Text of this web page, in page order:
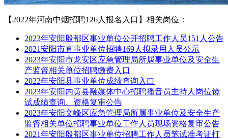
【2022年河南中烟招聘126人报名入口】相关岗位：
2023年安阳殷都区事业单位公开招聘工作人员151人公告
2021安阳市直事业单位招聘169人拟录用人员公示
2023年安阳市龙安区应急管理局所属事业单位及安全生
产监督相关单位招聘缴费入口
2022年安阳县事业单位成绩查询入口
2023年安阳内黄县融媒体中心招聘播音员主持人岗位镜
试成绩查询、资格复审公告
2023年安阳文峰区应急管理局所属事业单位及安全生产
监督相关单位招聘事业单位工作人员现场资格复审公告
2021年安阳殷都区事业单位招聘工作人员笔试准考证打